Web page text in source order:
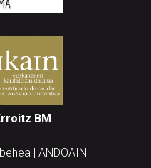
BM
| ANDOAIN